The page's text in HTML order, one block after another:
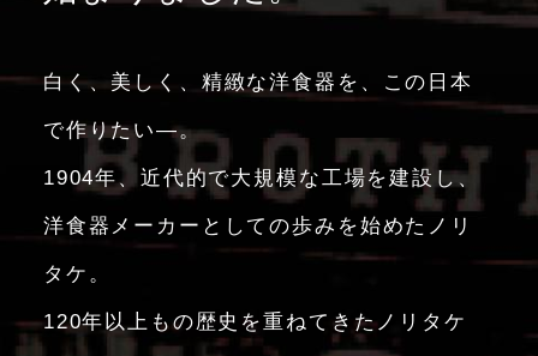
白く、美しく、精緻な洋食器を、この日本
で作りたい―。
1904年、近代的で大規模な工場を建設し、
洋食器メーカーとしての歩みを始めたノリ
タケ。
120年以上もの歴史を重ねてきたノリタケ